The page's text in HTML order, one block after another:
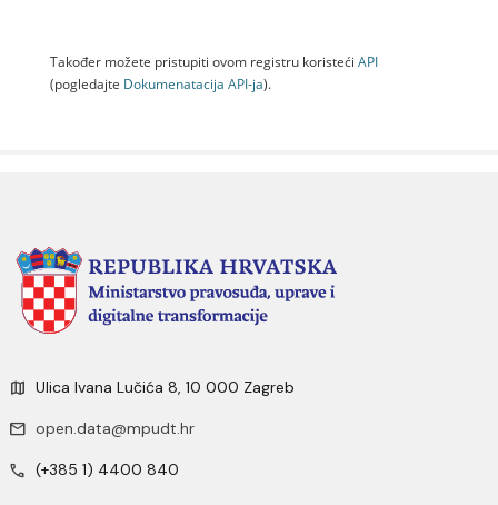
Također možete pristupiti ovom registru koristeći API
(pogledajte Dokumenаtаcijа API-jа).